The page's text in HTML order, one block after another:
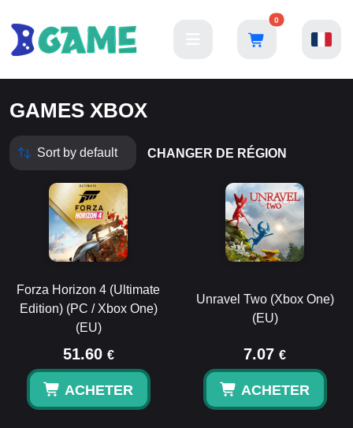
0
GAMES XBOX
CHANGER DE RÉGION
Forza Horizon 4 (Ultimate
Edition) (PC / Xbox One)
(EU)
51.60 €
ACHETER
Unravel Two (Xbox One)
(EU)
7.07 €
ACHETER